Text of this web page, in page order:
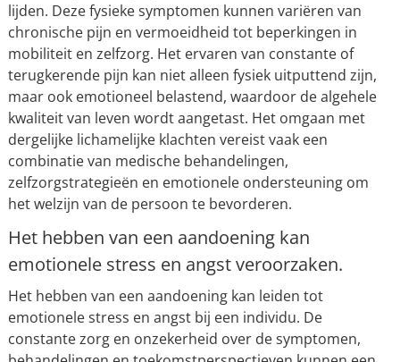
lijden. Deze fysieke symptomen kunnen variëren van
chronische pijn en vermoeidheid tot beperkingen in
mobiliteit en zelfzorg. Het ervaren van constante of
terugkerende pijn kan niet alleen fysiek uitputtend zijn,
maar ook emotioneel belastend, waardoor de algehele
kwaliteit van leven wordt aangetast. Het omgaan met
dergelijke lichamelijke klachten vereist vaak een
combinatie van medische behandelingen,
zelfzorgstrategieën en emotionele ondersteuning om
het welzijn van de persoon te bevorderen.
Het hebben van een aandoening kan
emotionele stress en angst veroorzaken.
Het hebben van een aandoening kan leiden tot
emotionele stress en angst bij een individu. De
constante zorg en onzekerheid over de symptomen,